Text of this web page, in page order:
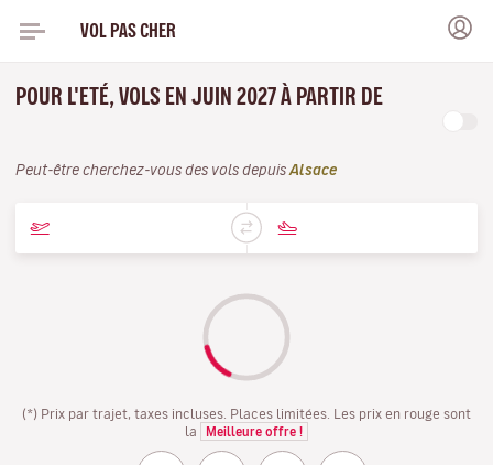
VOL PAS CHER
POUR L'ETÉ, VOLS EN JUIN 2027 À PARTIR DE
Peut-être cherchez-vous des vols depuis Alsace
(*) Prix par trajet, taxes incluses. Places limitées. Les prix en rouge sont
la
Meilleure offre !